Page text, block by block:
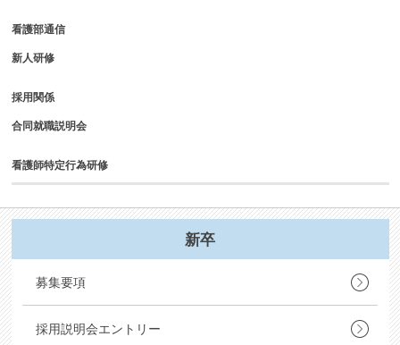
看護部通信
新人研修
採用関係
合同就職説明会
看護師特定行為研修
新卒
募集要項
採用説明会エントリー